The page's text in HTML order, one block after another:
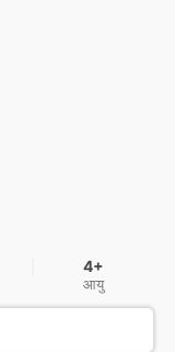
4+
आयु